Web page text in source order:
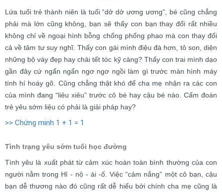
Lứa tuổi trẻ thành niên là tuổi “dở dở ương ương”, bé cũng chẳng
phải mà lớn cũng không, bạn sẽ thấy con bạn thay đổi rất nhiều
không chỉ về ngoại hình bỗng chổng phổng phao mà con thay đổi
cả về tâm tư suy nghĩ. Thấy con gái mình điệu đà hơn, tô son, diện
những bộ váy đẹp hay chải tết tóc kỹ càng? Thấy con trai mình dạo
gần đây cứ ngẩn ngẩn ngơ ngơ ngồi làm gì trước màn hình máy
tính hí hoáy gõ. Cũng chẳng thật khó để cha mẹ nhận ra các con
của mình đang “liêu xiêu” trước cô bé hay cậu bé nào. Cấm đoán
trẻ yêu sớm liệu có phải là giải pháp hay?
>> Chứng minh 1 + 1 = 1
Tình trạng yêu sớm tuổi học đường
Tình yêu là xuất phát từ cảm xúc hoàn toàn bình thường của con
người nằm trong Hỉ - nộ - ái -ố. Việc “cảm nắng” một cô bạn, cậu
bạn dễ thương nào đó cũng rất dễ hiểu bởi chính cha mẹ cũng là